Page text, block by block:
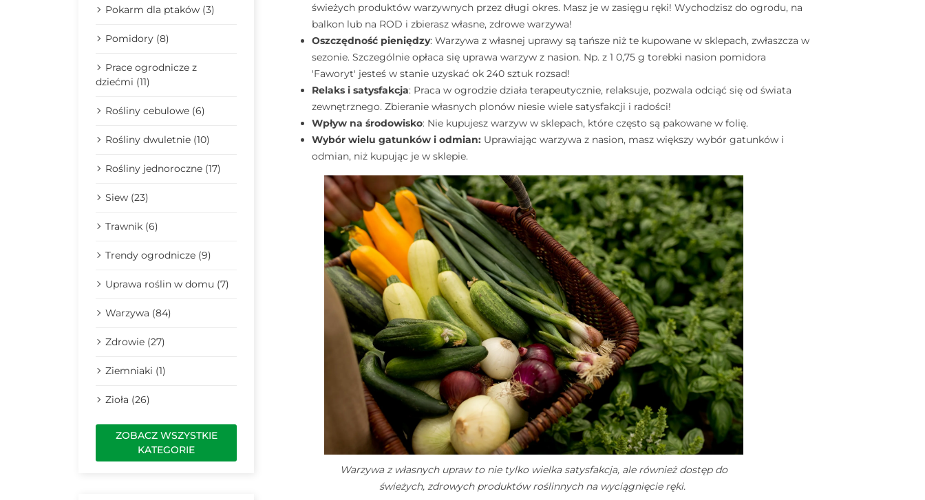
Pokarm dla ptaków (3)
Pomidory (8)
Prace ogrodnicze z
dziećmi (11)
Rośliny cebulowe (6)
Rośliny dwuletnie (10)
Rośliny jednoroczne (17)
Siew (23)
Trawnik (6)
Trendy ogrodnicze (9)
Uprawa roślin w domu (7)
Warzywa (84)
Zdrowie (27)
Ziemniaki (1)
Zioła (26)
ZOBACZ WSZYSTKIE
KATEGORIE
świeżych produktów warzywnych przez długi okres. Masz je w zasięgu ręki! Wychodzisz do ogrodu, na
balkon lub na ROD i zbierasz własne, zdrowe warzywa!
Oszczędność pieniędzy: Warzywa z własnej uprawy są tańsze niż te kupowane w sklepach, zwłaszcza w
sezonie. Szczególnie opłaca się uprawa warzyw z nasion. Np. z 1 0,75 g torebki nasion pomidora
'Faworyt' jesteś w stanie uzyskać ok 240 sztuk rozsad!
Relaks i satysfakcja: Praca w ogrodzie działa terapeutycznie, relaksuje, pozwala odciąć się od świata
zewnętrznego. Zbieranie własnych plonów niesie wiele satysfakcji i radości!
Wpływ na środowisko: Nie kupujesz warzyw w sklepach, które często są pakowane w folię.
Wybór wielu gatunków i odmian: Uprawiając warzywa z nasion, masz większy wybór gatunków i
odmian, niż kupując je w sklepie.
Warzywa z własnych upraw to nie tylko wielka satysfakcja, ale również dostęp do
świeżych, zdrowych produktów roślinnych na wyciągnięcie ręki.